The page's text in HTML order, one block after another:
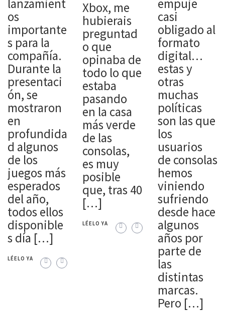
lanzamient
os
importante
s para la
compañía.
Durante la
presentaci
ón, se
mostraron
en
profundida
d algunos
de los
juegos más
esperados
del año,
todos ellos
disponible
s día […]
LÉELO YA
Xbox, me
hubierais
preguntad
o que
opinaba de
todo lo que
estaba
pasando
en la casa
más verde
de las
consolas,
es muy
posible
que, tras 40
[…]
LÉELO YA
empuje
casi
obligado al
formato
digital…
estas y
otras
muchas
políticas
son las que
los
usuarios
de consolas
hemos
viniendo
sufriendo
desde hace
algunos
años por
parte de
las
distintas
marcas.
Pero […]